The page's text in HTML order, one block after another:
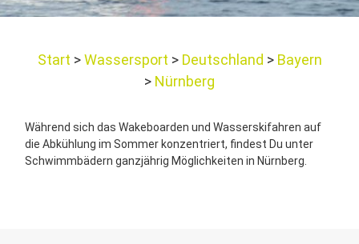
Start Wassersport Deutschland
Bayern
Nürnberg
Während sich das Wakeboarden und Wasserskifahren auf
die Abkühlung im Sommer konzentriert, findest Du unter
Schwimmbädern ganzjährig Möglichkeiten in Nürnberg.